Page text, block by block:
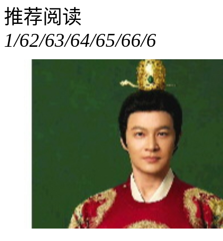
推荐阅读
1/62/63/64/65/66/6